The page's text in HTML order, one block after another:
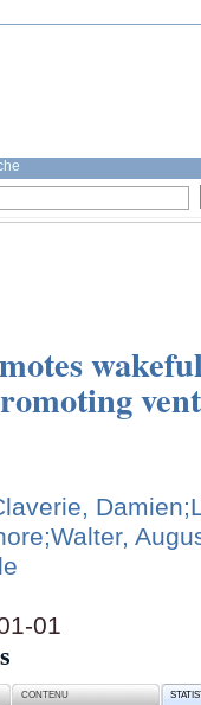
Damien
;Walter,
01
CONTENU